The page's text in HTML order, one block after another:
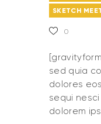
SKETCH
0
sed quia
dolores
sequi
dolorem